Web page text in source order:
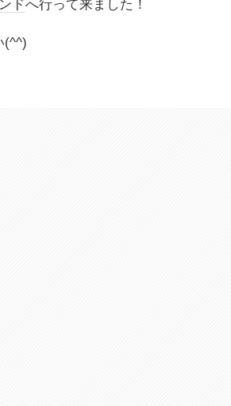
ドへ行って来ました！
(^^)